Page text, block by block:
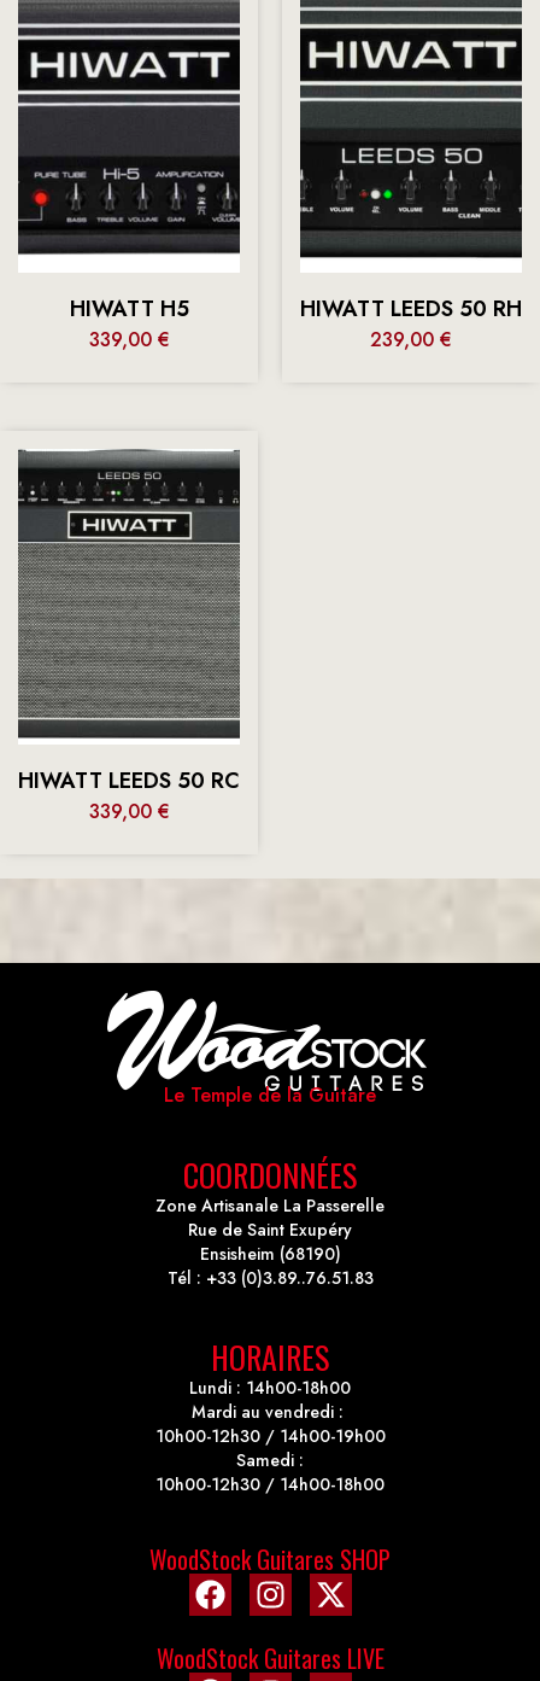
HIWATT H5
339,00 €
HIWATT LEEDS 50 RH
239,00 €
HIWATT LEEDS 50 RC
339,00 €
Le Temple de la Guitare
COORDONNÉES
Zone Artisanale La Passerelle
Rue de Saint Exupéry
Ensisheim (68190)
Tél : +33 (0)3.89..76.51.83
HORAIRES
Lundi : 14h00-18h00
Mardi au vendredi :
10h00-12h30 / 14h00-19h00
Samedi :
10h00-12h30 / 14h00-18h00
WoodStock Guitares SHOP
WoodStock Guitares LIVE